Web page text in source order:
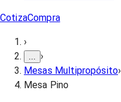
CotizaCompra
›
›
Mesas Multipropósito›
Mesa Pino